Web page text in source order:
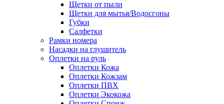
Щетки от пыли
Щетки для мытья/Водосгоны
Губки
Салфетки
Рамки номера
Насадки на глушитель
Оплетки на руль
Оплетки Кожа
Оплетки Кожзам
Оплетки ПВХ
Оплетки Экокожа